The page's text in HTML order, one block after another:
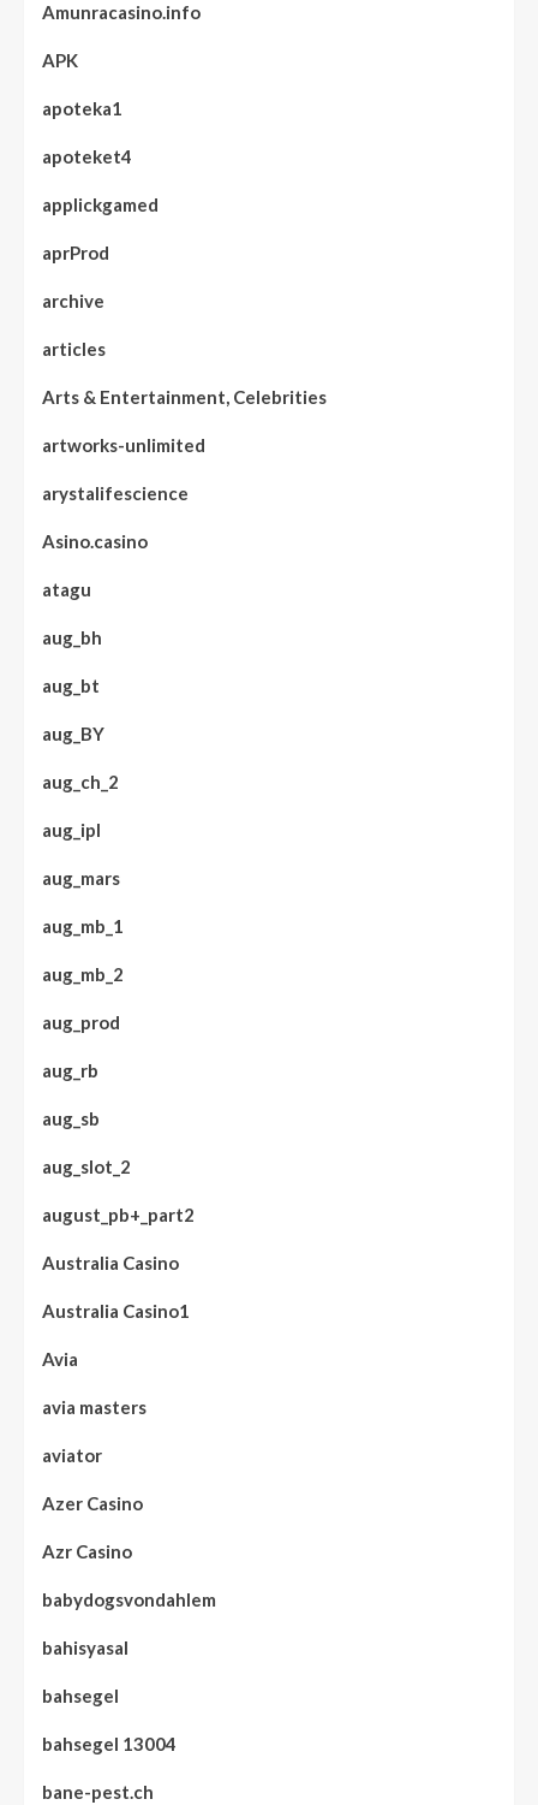
Amunracasino.info
APK
apoteka1
apoteket4
applickgamed
aprProd
archive
articles
Arts & Entertainment, Celebrities
artworks-unlimited
arystalifescience
Asino.casino
atagu
aug_bh
aug_bt
aug_BY
aug_ch_2
aug_ipl
aug_mars
aug_mb_1
aug_mb_2
aug_prod
aug_rb
aug_sb
aug_slot_2
august_pb+_part2
Australia Casino
Australia Casino1
Avia
avia masters
aviator
Azer Casino
Azr Casino
babydogsvondahlem
bahisyasal
bahsegel
bahsegel 13004
bane-pest.ch